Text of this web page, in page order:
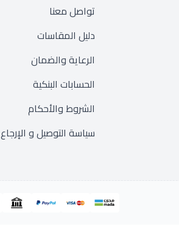
تواصل معنا
دليل المقاسات
الرعاية والضمان
الحسابات البنكية
الشروط والأحكام
سياسة التوصيل و الإرجاع